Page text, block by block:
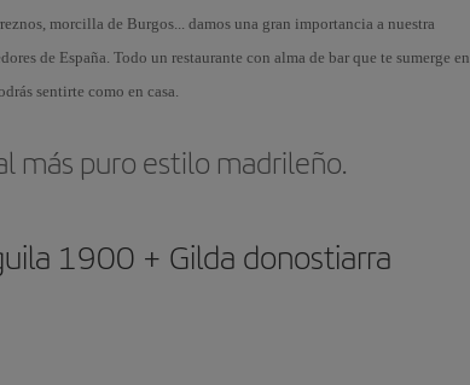
morcilla de Burgos... damos una gran importancia a nuestra
de España. Todo un restaurante con alma de bar que te sumerge en
sentirte como en casa.
más puro estilo madrileño.
1900 + Gilda donostiarra